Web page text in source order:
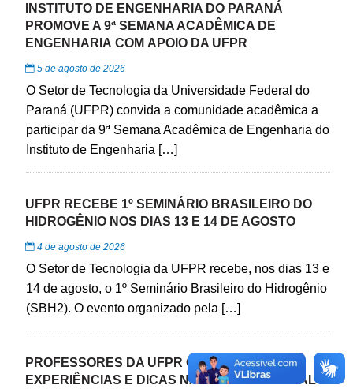
INSTITUTO DE ENGENHARIA DO PARANÁ
PROMOVE A 9ª SEMANA ACADÊMICA DE
ENGENHARIA COM APOIO DA UFPR
5 de agosto de 2026
O Setor de Tecnologia da Universidade Federal do
Paraná (UFPR) convida a comunidade acadêmica a
participar da 9ª Semana Acadêmica de Engenharia do
Instituto de Engenharia […]
UFPR RECEBE 1º SEMINÁRIO BRASILEIRO DO
HIDROGÊNIO NOS DIAS 13 E 14 DE AGOSTO
4 de agosto de 2026
O Setor de Tecnologia da UFPR recebe, nos dias 13 e
14 de agosto, o 1º Seminário Brasileiro do Hidrogênio
(SBH2). O evento organizado pela […]
PROFESSORES DA UFPR COMPARTILHAM
EXPERIÊNCIAS E DICAS NA AULA INAUGURAL